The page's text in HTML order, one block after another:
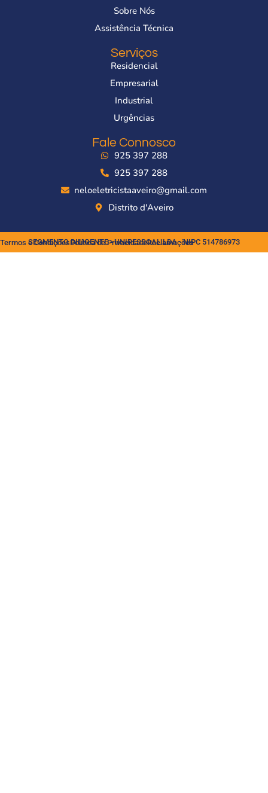
Sobre Nós
Assistência Técnica
Serviços
Residencial
Empresarial
Industrial
Urgências
Fale Connosco
925 397 288
925 397 288
neloeletricistaaveiro@gmail.com
Distrito d'Aveiro
SEGMENTO DILIGENTE - UNIPESSOAL LDA · NIPC 514786973
Termos e CondiçõesPolítica de PrivacidadeReclamações